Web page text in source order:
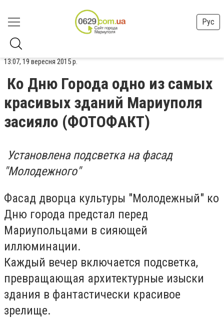
Рус
13:07, 19 вересня 2015 р.
Ко Дню Города одно из самых
красивых зданий Мариуполя
засияло (ФОТОФАКТ)
Установлена подсветка на фасад
"Молодежного"
Фасад дворца культуры "Молодежный" ко
Дню города предстал перед
Мариупольцами в сияющей
иллюминации.
Каждый вечер включается подсветка,
превращающая архитектурные изыски
здания в фантастически красивое
зрелище.